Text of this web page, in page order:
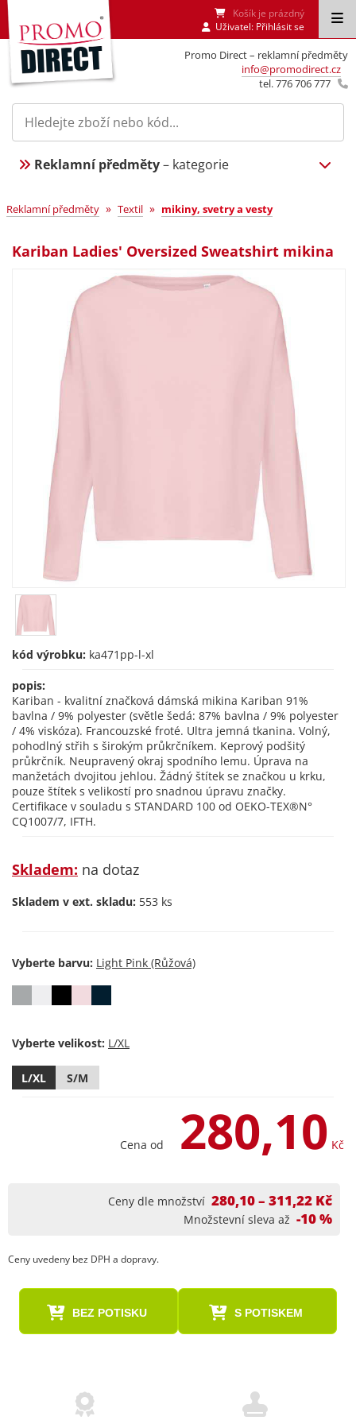
Promo Direct – reklamní předměty
info@promodirect.cz
tel. 776 706 777
Košík je prázdný
Uživatel: Přihlásit se
Reklamní předměty– kategorie
Reklamní předměty » Textil » mikiny, svetry a vesty
Kariban Ladies' Oversized Sweatshirt mikina
kód výrobku: ka471pp-l-xl
popis:
Kariban - kvalitní značková dámská mikina Kariban 91%
bavlna / 9% polyester (světle šedá: 87% bavlna / 9% polyester
/ 4% viskóza). Francouzské froté. Ultra jemná tkanina. Volný,
pohodlný střih s širokým průkrčníkem. Keprový podšitý
průkrčník. Neupravený okraj spodního lemu. Úprava na
manžetách dvojitou jehlou. Žádný štítek se značkou u krku,
pouze štítek s velikostí pro snadnou úpravu značky.
Certifikace v souladu s STANDARD 100 od OEKO-TEX®N°
CQ1007/7, IFTH.
Skladem: na dotaz
Skladem v ext. skladu: 553 ks
Vyberte barvu:
Vyberte velikost:
L/XL S/M
Cena od 280,10 Kč
Ceny dle množství 280,10 – 311,22 Kč
Množstevní sleva až -10 %
Ceny uvedeny bez DPH a dopravy.
BEZ POTISKU S POTISKEM